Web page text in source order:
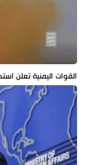
القوات اليمنية تعلن